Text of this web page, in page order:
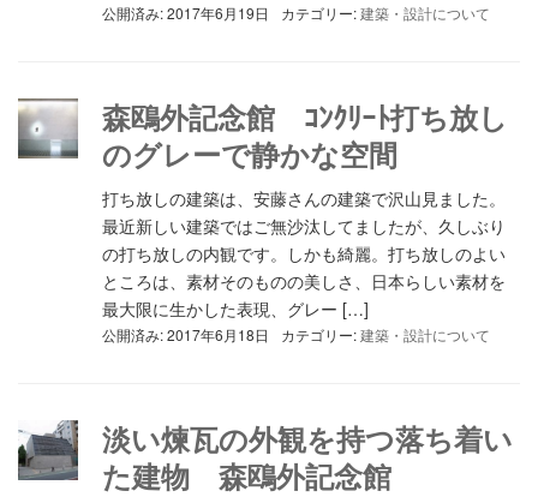
公開済み: 2017年6月19日 カテゴリー:建築・設計について
森鴎外記念館 ｺﾝｸﾘｰﾄ打ち放し
のグレーで静かな空間
打ち放しの建築は、安藤さんの建築で沢山見ました。
最近新しい建築ではご無沙汰してましたが、久しぶり
の打ち放しの内観です。しかも綺麗。打ち放しのよい
ところは、素材そのものの美しさ、日本らしい素材を
最大限に生かした表現、グレー […]
公開済み: 2017年6月18日 カテゴリー:建築・設計について
淡い煉瓦の外観を持つ落ち着い
た建物 森鴎外記念館